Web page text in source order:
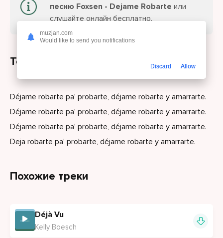
песню Foxsen - Dejame Robarte или
слушайте онлайн бесплатно.
Текст песни
Déjame robarte pa' probarte, déjame robarte y amarrarte.
Déjame robarte pa' probarte, déjame robarte y amarrarte.
Déjame robarte pa' probarte, déjame robarte y amarrarte.
Deja robarte pa' probarte, déjame robarte y amarrarte.
Похожие треки
Déjà Vu
Kelly Boesch
muzjan.com
Would like to send you notifications
Discard Allow